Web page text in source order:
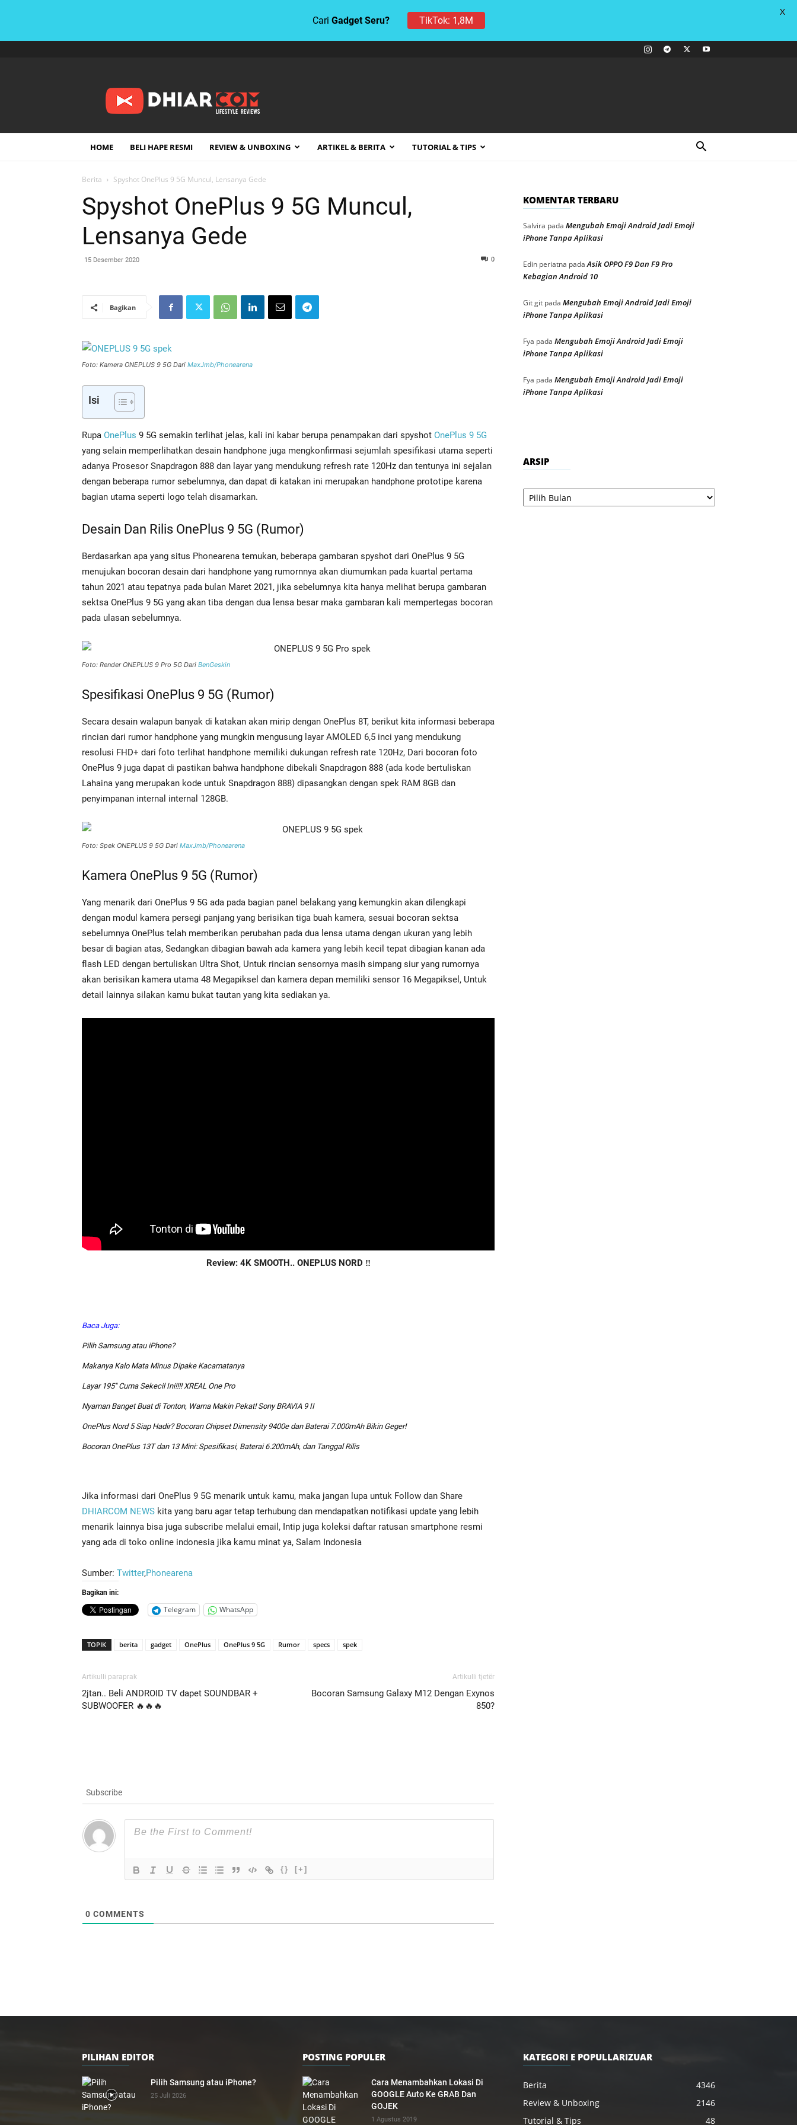
HOME BELI HAPE RESMI REVIEW & UNBOXING ARTIKEL & BERITA TUTORIAL & TIPS
Berita Spyshot OnePlus 9 5G Muncul, Lensanya Gede
Spyshot OnePlus 9 5G Muncul,
Lensanya Gede
15 Desember 2020 0
Bagikan
Foto: Kamera ONEPLUS 9 5G Dari MaxJmb/Phonearena
Isi
Rupa OnePlus 9 5G semakin terlihat jelas, kali ini kabar berupa penampakan dari spyshot OnePlus 9 5G
yang selain memperlihatkan desain handphone juga mengkonfirmasi sejumlah spesifikasi utama seperti
adanya Prosesor Snapdragon 888 dan layar yang mendukung refresh rate 120Hz dan tentunya ini sejalan
dengan beberapa rumor sebelumnya, dan dapat di katakan ini merupakan handphone prototipe karena
bagian utama seperti logo telah disamarkan.
Desain Dan Rilis OnePlus 9 5G (Rumor)
Berdasarkan apa yang situs Phonearena temukan, beberapa gambaran spyshot dari OnePlus 9 5G
menujukan bocoran desain dari handphone yang rumornnya akan diumumkan pada kuartal pertama
tahun 2021 atau tepatnya pada bulan Maret 2021, jika sebelumnya kita hanya melihat berupa gambaran
sektsa OnePlus 9 5G yang akan tiba dengan dua lensa besar maka gambaran kali mempertegas bocoran
pada ulasan sebelumnya.
Foto: Render ONEPLUS 9 Pro 5G Dari BenGeskin
Spesifikasi OnePlus 9 5G (Rumor)
Secara desain walapun banyak di katakan akan mirip dengan OnePlus 8T, berikut kita informasi beberapa
rincian dari rumor handphone yang mungkin mengusung layar AMOLED 6,5 inci yang mendukung
resolusi FHD+ dari foto terlihat handphone memiliki dukungan refresh rate 120Hz, Dari bocoran foto
OnePlus 9 juga dapat di pastikan bahwa handphone dibekali Snapdragon 888 (ada kode bertuliskan
Lahaina yang merupakan kode untuk Snapdragon 888) dipasangkan dengan spek RAM 8GB dan
penyimpanan internal internal 128GB.
Foto: Spek ONEPLUS 9 5G Dari MaxJmb/Phonearena
Kamera OnePlus 9 5G (Rumor)
Yang menarik dari OnePlus 9 5G ada pada bagian panel belakang yang kemungkin akan dilengkapi
dengan modul kamera persegi panjang yang berisikan tiga buah kamera, sesuai bocoran sektsa
sebelumnya OnePlus telah memberikan perubahan pada dua lensa utama dengan ukuran yang lebih
besar di bagian atas, Sedangkan dibagian bawah ada kamera yang lebih kecil tepat dibagian kanan ada
flash LED dengan bertuliskan Ultra Shot, Untuk rincian sensornya masih simpang siur yang rumornya
akan berisikan kamera utama 48 Megapiksel dan kamera depan memiliki sensor 16 Megapiksel, Untuk
detail lainnya silakan kamu bukat tautan yang kita sediakan ya.
Review: 4K SMOOTH.. ONEPLUS NORD ‼️
Baca Juga:
Pilih Samsung atau iPhone?
Makanya Kalo Mata Minus Dipake Kacamatanya
Layar 195″ Cuma Sekecil Ini!!!! XREAL One Pro
Nyaman Banget Buat di Tonton, Warna Makin Pekat! Sony BRAVIA 9 II
OnePlus Nord 5 Siap Hadir? Bocoran Chipset Dimensity 9400e dan Baterai 7.000mAh Bikin Geger!
Bocoran OnePlus 13T dan 13 Mini: Spesifikasi, Baterai 6.200mAh, dan Tanggal Rilis
Jika informasi dari OnePlus 9 5G menarik untuk kamu, maka jangan lupa untuk Follow dan Share
DHIARCOM NEWS kita yang baru agar tetap terhubung dan mendapatkan notifikasi update yang lebih
menarik lainnya bisa juga subscribe melalui email, Intip juga koleksi daftar ratusan smartphone resmi
yang ada di toko online indonesia jika kamu minat ya, Salam Indonesia
Sumber: Twitter,Phonearena
Bagikan ini:
Telegram WhatsApp
TOPIK berita gadget OnePlus OnePlus 9 5G Rumor specs spek
Artikulli paraprak
2jtan.. Beli ANDROID TV dapet SOUNDBAR +
SUBWOOFER 🔥🔥🔥
Artikulli tjetër
Bocoran Samsung Galaxy M12 Dengan Exynos
850?
Subscribe
{} [+]
0 COMMENTS
KOMENTAR TERBARU
Salvira pada Mengubah Emoji Android Jadi Emoji
iPhone Tanpa Aplikasi
Edin periatna padaAsik OPPO F9 Dan F9 Pro
Kebagian Android 10
Git git pada Mengubah Emoji Android Jadi Emoji
iPhone Tanpa Aplikasi
Fya pada Mengubah Emoji Android Jadi Emoji
iPhone Tanpa Aplikasi
Fya pada Mengubah Emoji Android Jadi Emoji
iPhone Tanpa Aplikasi
ARSIP
Arsip
PILIHAN EDITOR
Pilih Samsung atau iPhone?
25 Juli 2026
POSTING POPULER
Cara Menambahkan Lokasi Di
GOOGLE Auto Ke GRAB Dan
GOJEK
1 Agustus 2019
KATEGORI E POPULLARIZUAR
Berita
4346
Review & Unboxing
2146
Tutorial & Tips
48
Cari Gadget Seru? TikTok: 1,8M
X